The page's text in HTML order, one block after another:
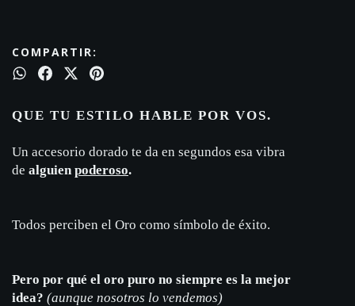
COMPARTIR:
QUE TU ESTILO HABLE POR VOS.
Un accesorio dorado te da en segundos esa vibra
de alguien poderoso.
Todos perciben el Oro como símbolo de éxito.
Pero por qué el oro puro no siempre es la mejor
idea? (aunque nosotros lo vendemos)